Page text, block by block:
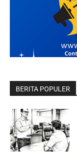
BERITA POPULER